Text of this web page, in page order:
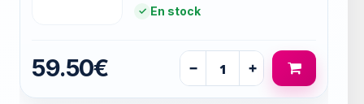
En stock
59.50€ − +